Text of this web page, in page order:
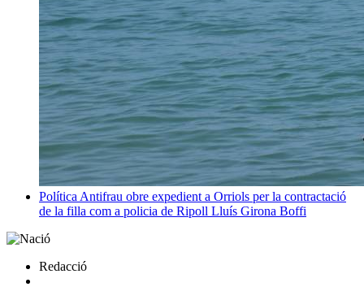
Política Antifrau obre expedient a Orriols per la contractació
de la filla com a policia de Ripoll Lluís Girona Boffi
Redacció